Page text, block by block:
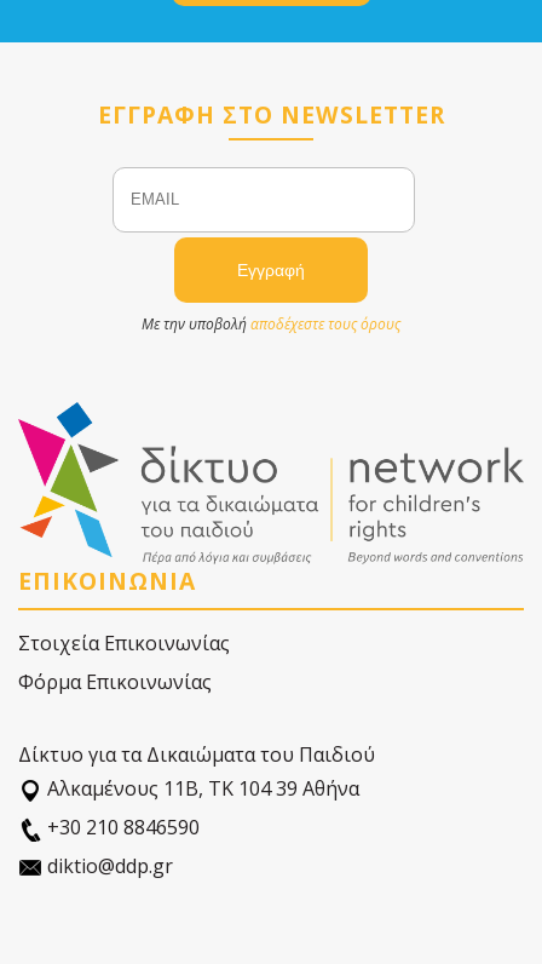
ΕΓΓΡΑΦΗ ΣΤΟ NEWSLETTER
Email
Με την υποβολήαποδέχεστε τους όρους
ΕΠΙΚΟΙΝΩΝΙΑ
Στοιχεία Επικοινωνίας
Φόρμα Επικοινωνίας
Δίκτυο για τα Δικαιώματα του Παιδιού
Αλκαµένους 11Β, ΤΚ 104 39 Αθήνα
+30 210 8846590
diktio@ddp.gr